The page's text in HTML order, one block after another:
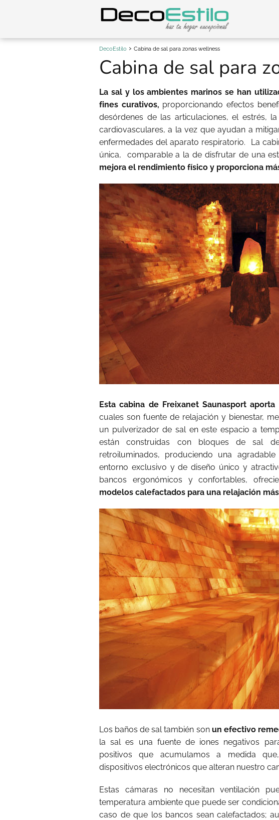
DecoEstilo Cabina de sal para zonas wellness
Cabina de sal para
La sal y los ambientes marinos se han
fines curativos, proporcionando efectos
desórdenes de las articulaciones, el estrés,
cardiovasculares, a la vez que ayudan a
enfermedades del aparato respiratorio. La
única, comparable a la de disfrutar de una
mejora el rendimiento físico y proporciona
Esta cabina de Freixanet Saunasport
cuales son fuente de relajación y bienestar,
un pulverizador de sal en este espacio a
están construidas con bloques de sal
retroiluminados, produciendo una
entorno exclusivo y de diseño único y
bancos ergonómicos y confortables,
modelos calefactados para una relajación
Los baños de sal también son un efectivo
la sal es una fuente de iones negativos
positivos que acumulamos a medida
dispositivos electrónicos que alteran nuestro
Estas cámaras no necesitan ventilación
temperatura ambiente que puede ser
caso de que los bancos sean calefactados;